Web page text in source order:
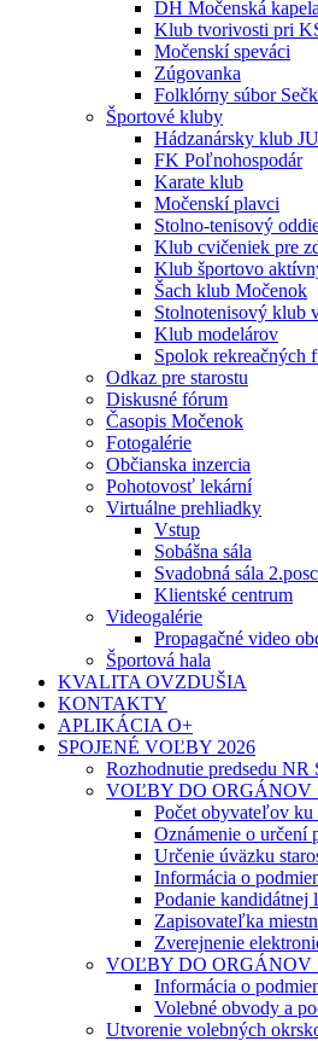
DH Močenská kapela
Klub tvorivosti pri
Močenskí speváci
Zúgovanka
Folklórny súbor
Športové kluby
Hádzanársky klub
FK Poľnohospodár
Karate klub
Močenskí plavci
Stolno-tenisový
Klub cvičeniek pre
Klub športovo
Šach klub Močenok
Stolnotenisový klub
Klub modelárov
Spolok rekreačných
Odkaz pre starostu
Diskusné fórum
Časopis Močenok
Fotogalérie
Občianska inzercia
Pohotovosť lekární
Virtuálne prehliadky
Vstup
Sobášna sála
Svadobná sála
Klientské centrum
Videogalérie
Propagačné video
Športová hala
KVALITA OVZDUŠIA
KONTAKTY
APLIKÁCIA O+
SPOJENÉ VOĽBY 2026
Rozhodnutie predsedu NR
VOĽBY DO ORGÁNOV
Počet obyvateľov
Oznámenie o určení
Určenie úväzku
Informácia o
Podanie kandidátnej
Zapisovateľka
Zverejnenie
VOĽBY DO
Informácia o
Volebné obvody a
Utvorenie volebných